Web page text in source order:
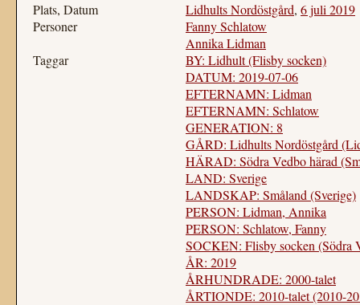
Plats, Datum Lidhults Nordöstgård, 6 juli 2019
Personer
Fanny Schlatow
Annika Lidman
Taggar
BY: Lidhult (Flisby socken)
DATUM: 2019-07-06
EFTERNAMN: Lidman
EFTERNAMN: Schlatow
GENERATION: 8
GÅRD: Lidhults Nordöstgård
HÄRAD: Södra Vedbo härad
LAND: Sverige
LANDSKAP: Småland (Sverige)
PERSON: Lidman, Annika
PERSON: Schlatow, Fanny
SOCKEN: Flisby socken (Södra
ÅR: 2019
ÅRHUNDRADE: 2000-talet
ÅRTIONDE: 2010-talet (2010-